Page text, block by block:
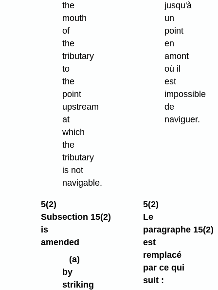
the
mouth
of
the
tributary
to
the
point
upstream
at
which
the
tributary
is not
navigable.
jusqu'à
un
point
en
amont
où il
est
impossible
de
naviguer.
5(2)
Subsection 15(2)
is
amended
(a)
by
striking
5(2)
Le
paragraphe 15(2)
est
remplacé
par ce qui
suit :